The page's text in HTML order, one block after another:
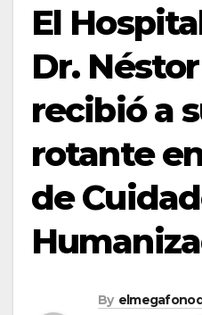
El
Dr.
recibió a
rotante
de
By